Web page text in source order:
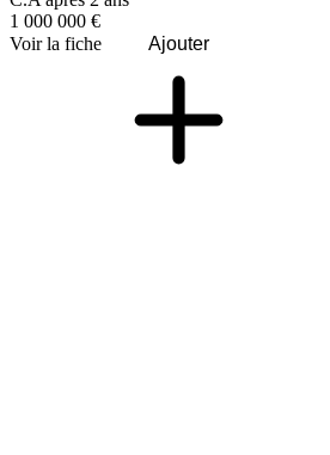
1 000 000 €
Voir la fiche
Ajouter